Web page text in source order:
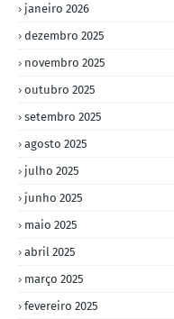
janeiro 2026
dezembro 2025
novembro 2025
outubro 2025
setembro 2025
agosto 2025
julho 2025
junho 2025
maio 2025
abril 2025
março 2025
fevereiro 2025